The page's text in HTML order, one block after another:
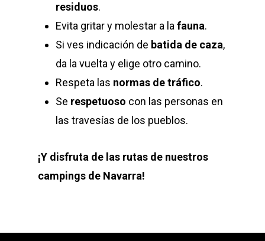
residuos.
Evita gritar y molestar a la fauna.
Si ves indicación de batida de caza,
da la vuelta y elige otro camino.
Respeta las normas de tráfico.
Se respetuoso con las personas en
las travesías de los pueblos.
¡Y disfruta de las rutas de nuestros
campings de Navarra!